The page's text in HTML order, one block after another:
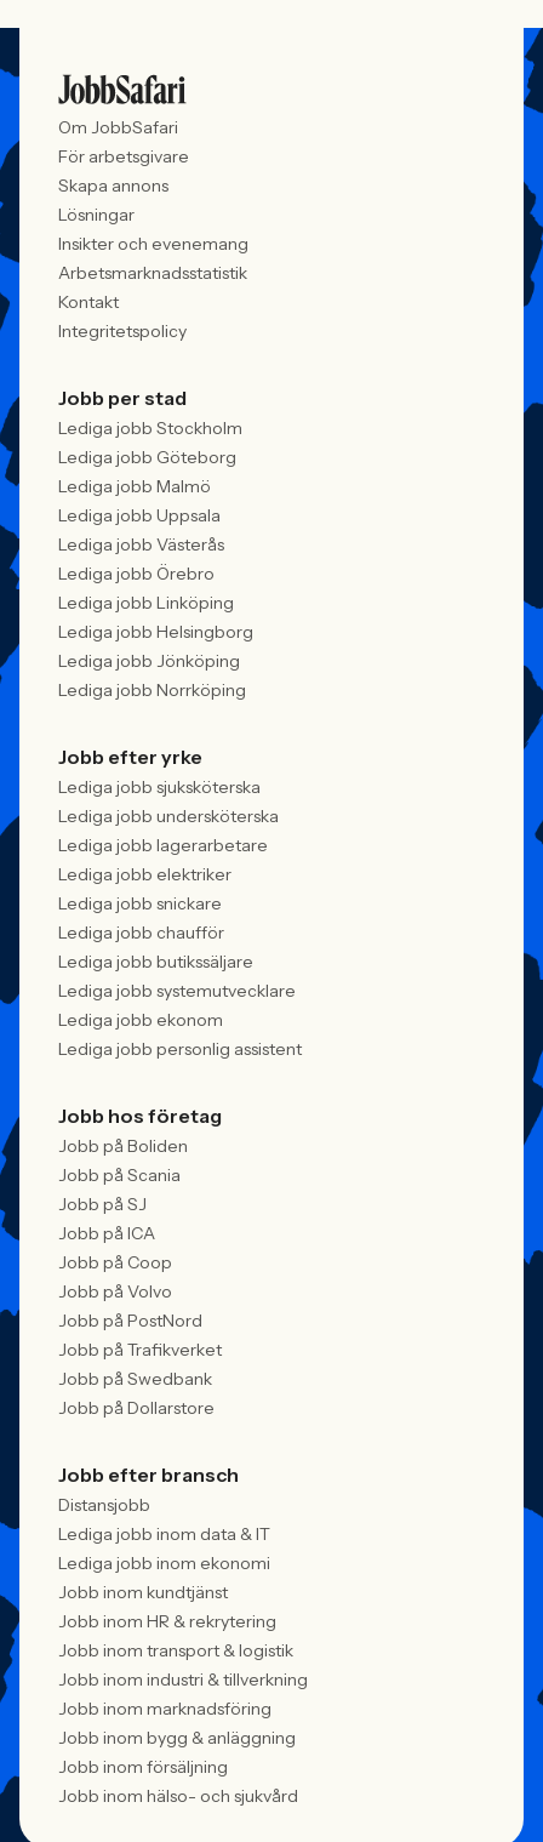
Om JobbSafari
För arbetsgivare
Skapa annons
Lösningar
Insikter och evenemang
Arbetsmarknadsstatistik
Kontakt
Integritetspolicy
Jobb per stad
Lediga jobb Stockholm
Lediga jobb Göteborg
Lediga jobb Malmö
Lediga jobb Uppsala
Lediga jobb Västerås
Lediga jobb Örebro
Lediga jobb Linköping
Lediga jobb Helsingborg
Lediga jobb Jönköping
Lediga jobb Norrköping
Jobb efter yrke
Lediga jobb sjuksköterska
Lediga jobb undersköterska
Lediga jobb lagerarbetare
Lediga jobb elektriker
Lediga jobb snickare
Lediga jobb chaufför
Lediga jobb butikssäljare
Lediga jobb systemutvecklare
Lediga jobb ekonom
Lediga jobb personlig assistent
Jobb hos företag
Jobb på Boliden
Jobb på Scania
Jobb på SJ
Jobb på ICA
Jobb på Coop
Jobb på Volvo
Jobb på PostNord
Jobb på Trafikverket
Jobb på Swedbank
Jobb på Dollarstore
Jobb efter bransch
Distansjobb
Lediga jobb inom data & IT
Lediga jobb inom ekonomi
Jobb inom kundtjänst
Jobb inom HR & rekrytering
Jobb inom transport & logistik
Jobb inom industri & tillverkning
Jobb inom marknadsföring
Jobb inom bygg & anläggning
Jobb inom försäljning
Jobb inom hälso- och sjukvård